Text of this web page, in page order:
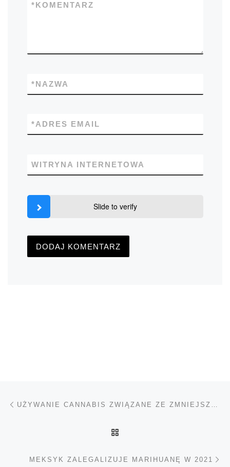
KOMENTARZ
*
NAZWA
*
ADRES EMAIL
*
WITRYNA INTERNETOWA
Slide to verify
Nawigacja wpisu
MEKSYK ZALEGALIZUJE MARIHUANĘ W 2021